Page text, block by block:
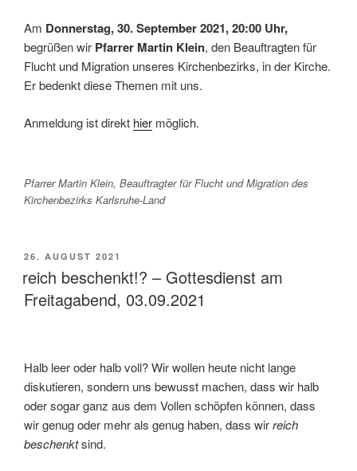
Am Donnerstag, 30. September 2021, 20:00 Uhr,
begrüßen wir Pfarrer Martin Klein, den Beauftragten für
Flucht und Migration unseres Kirchenbezirks, in der Kirche.
Er bedenkt diese Themen mit uns.
Anmeldung ist direkt hier möglich.
Pfarrer Martin Klein, Beauftragter für Flucht und Migration des
Kirchenbezirks Karlsruhe-Land
VERÖFFENTLICHT
AM
26. AUGUST 2021
reich beschenkt!? – Gottesdienst am
Freitagabend, 03.09.2021
Halb leer oder halb voll? Wir wollen heute nicht lange
diskutieren, sondern uns bewusst machen, dass wir halb
oder sogar ganz aus dem Vollen schöpfen können, dass
wir genug oder mehr als genug haben, dass wirreich
beschenktsind.